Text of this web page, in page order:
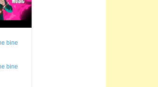
bine
bine